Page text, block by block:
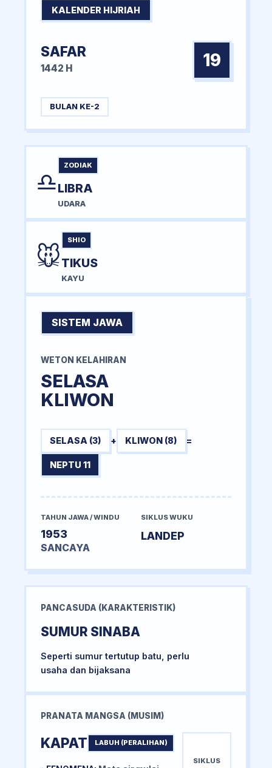
KALENDER HIJRIAH
SAFAR
1442 H 19
BULAN KE-2
♎
ZODIAK
LIBRA
UDARA
🐭
SHIO
TIKUS
KAYU
SISTEM JAWA
WETON KELAHIRAN
SELASA
KLIWON
SELASA (3) + KLIWON (8) =
NEPTU 11
TAHUN JAWA / WINDU
1953
SANCAYA
SIKLUS WUKU
LANDEP
PANCASUDA (KARAKTERISTIK)
SUMUR SINABA
Seperti sumur tertutup batu, perlu
usaha dan bijaksana
PRANATA MANGSA (MUSIM)
KAPAT LABUH (PERALIHAN)
SIKLUS